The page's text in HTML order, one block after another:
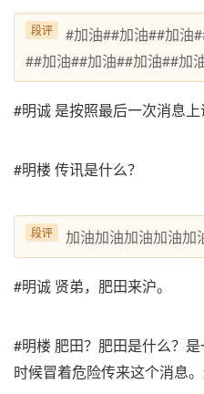
段评
#加油##加油##加油
##加油##加油##加油##加
#明诚 是按照最后一次消息上
#明楼 传讯是什么？
段评 加油加油加油加油加
#明诚 贤弟，肥田来沪。
#明楼 肥田？肥田是什么？
时候冒着危险传来这个消息。